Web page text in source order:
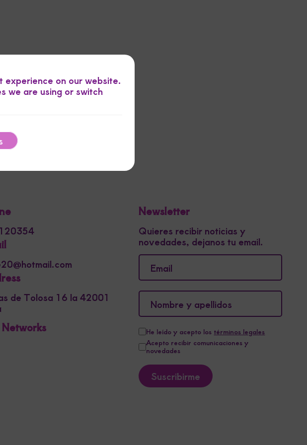
de Tolosa 16 la 42001
Newsletter
Quieres recibir noticias y
novedades, dejanos tu email.
He leído y acepto los términos legales
Acepto recibir comunicaciones y
novedades
experience on our website.
we are using or switch